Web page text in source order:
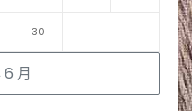
月
30